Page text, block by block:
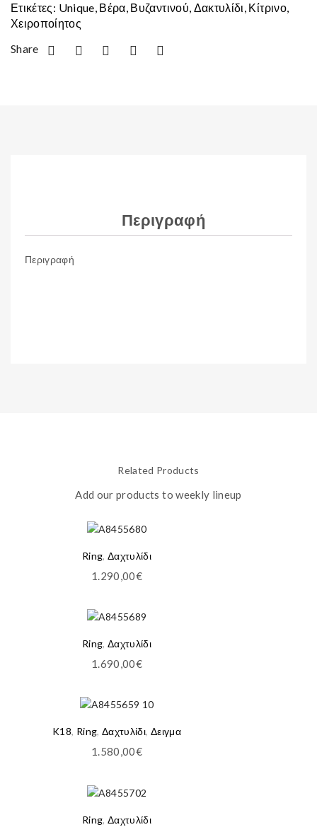
Ετικέτες: Unique, Βέρα, Βυζαντινού, Δακτυλίδι, Κίτρινο,
Χειροποίητος
Share
Περιγραφή
Περιγραφή
Related Products
Add our products to weekly lineup
Ring, Δαχτυλίδι
1.290,00€
Ring, Δαχτυλίδι
1.690,00€
K18, Ring, Δαχτυλίδι, Δειγμα
1.580,00€
Ring, Δαχτυλίδι